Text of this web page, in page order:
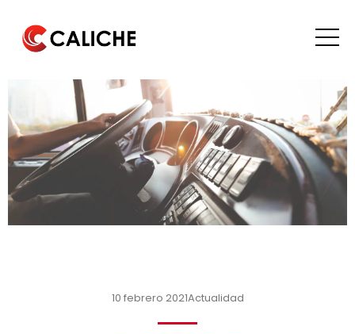
10 febrero 2021Actualidad